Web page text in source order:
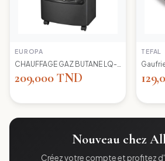
EUROPA
209,000 TND
TEFAL
Nouveau chez
Créez votre compte et profitez